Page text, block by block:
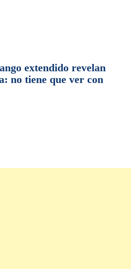
extendido revelan
no tiene que ver con